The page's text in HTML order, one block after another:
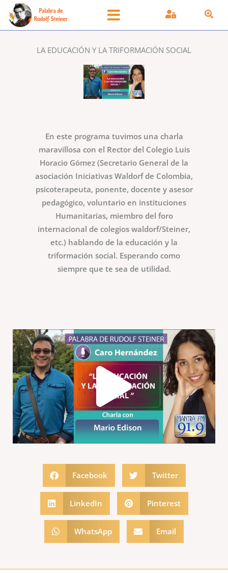
contenido
LA EDUCACIÓN Y LA TRIFORMACIÓN SOCIAL
En este programa tuvimos una charla
maravillosa con el Rector del Colegio Luis
Horacio Gómez (Secretario General de la
asociación Iniciativas Waldorf de Colombia,
psicoterapeuta, ponente, docente y asesor
pedagógico, voluntario en instituciones
Humanitarias, miembro del foro
internacional de colegios waldorf/Steiner,
etc.) hablando de la educación y la
triformación social. Esperando como
siempre que te sea de utilidad.
Play
Facebook Twitter
LinkedIn Pinterest
WhatsApp Email